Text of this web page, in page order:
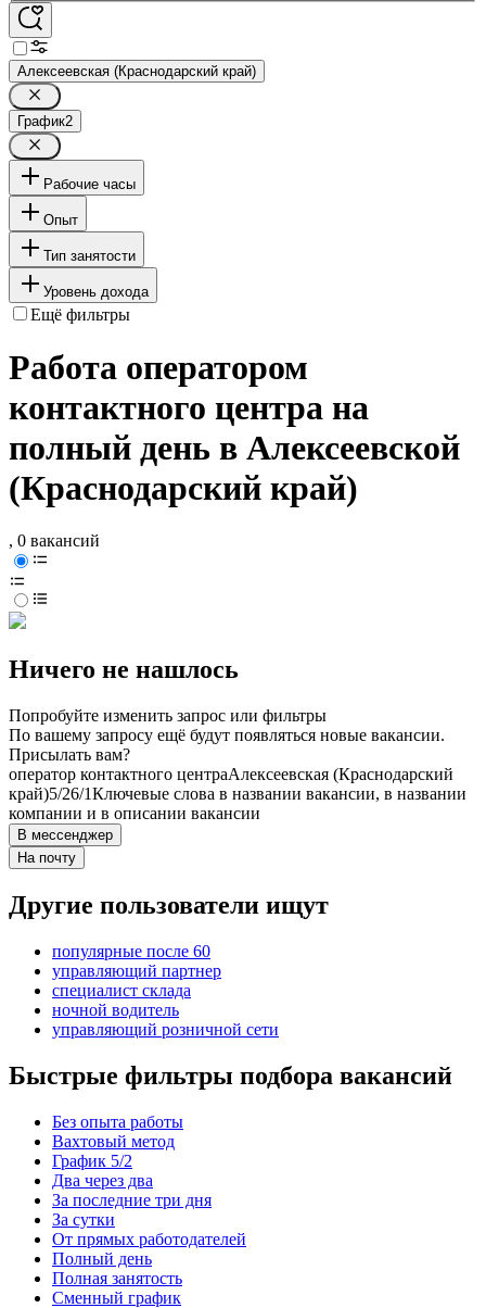
Алексеевская (Краснодарский край)
График2
Рабочие часы
Опыт
Тип занятости
Уровень дохода
Ещё фильтры
Работа оператором
контактного центра на
полный день в Алексеевской
(Краснодарский край)
, 0 вакансий
Ничего не нашлось
Попробуйте изменить запрос или фильтры
По вашему запросу ещё будут появляться новые вакансии.
Присылать вам?
оператор контактного центраАлексеевская (Краснодарский
край)5/26/1Ключевые слова в названии вакансии, в названии
компании и в описании вакансии
В мессенджер
На почту
Другие пользователи ищут
популярные после 60
управляющий партнер
специалист склада
ночной водитель
управляющий розничной сети
Быстрые фильтры подбора вакансий
Без опыта работы
Вахтовый метод
График 5/2
Два через два
За последние три дня
За сутки
От прямых работодателей
Полный день
Полная занятость
Сменный график